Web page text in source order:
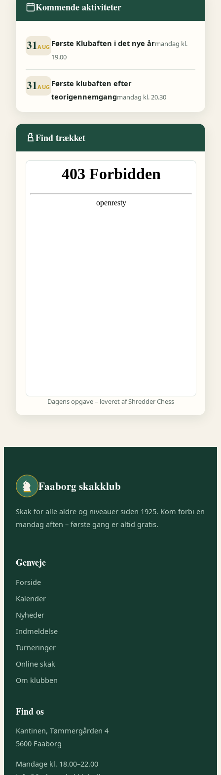
Kommende aktiviteter
31AUG Første Klubaften i det nye årmandag kl.
19.00
31AUG Første klubaften efter
teorigennemgangmandag kl. 20.30
Find trækket
Dagens opgave – leveret af Shredder Chess
Faaborg skakklub
Skak for alle aldre og niveauer siden 1925. Kom forbi en
mandag aften – første gang er altid gratis.
Genveje
Forside
Kalender
Nyheder
Indmeldelse
Turneringer
Online skak
Om klubben
Find os
Kantinen, Tømmergården 4
5600 Faaborg
Mandage kl. 18.00–22.00